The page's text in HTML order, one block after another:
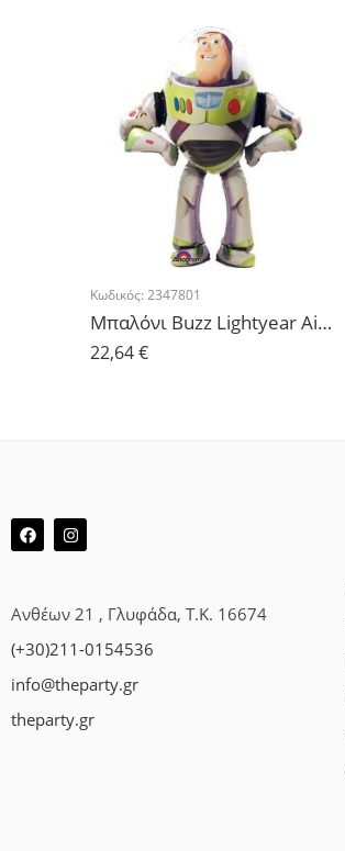
Κωδικός: 2347801
Μπαλόνι Buzz Lightyear Airwalker 135cm x 102cm
22,64€
Ανθέων 21 , Γλυφάδα, Τ.Κ. 16674
(+30)211-0154536
info@theparty.gr
theparty.gr